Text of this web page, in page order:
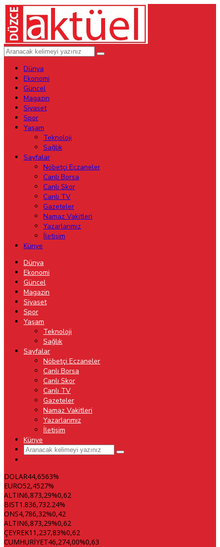
Dünya
Ekonomi
Güncel
Magazin
Siyaset
Spor
Yaşam
Teknoloji
Sağlık
Sayfalar
Nöbetçi Eczaneler
Canlı Borsa
Canlı Skor
Canlı TV
Gazeteler
Namaz Vakitleri
Yazarlarımız
İletişim
Künye
Dünya
Ekonomi
Güncel
Magazin
Siyaset
Spor
Yaşam
Teknoloji
Sağlık
Sayfalar
Nöbetçi Eczaneler
Canlı Borsa
Canlı Skor
Canlı TV
Gazeteler
Namaz Vakitleri
Yazarlarımız
İletişim
Künye
DOLAR44,6563%
EURO52,4527%
ALTIN6,873,29%0,62
BIST1.836,732.24%
ONS4,786,32%0,42
ALTIN6,873,29%0,62
ÇEYREK11,237,83%0,62
CUMHURİYET46,274,00%0,63